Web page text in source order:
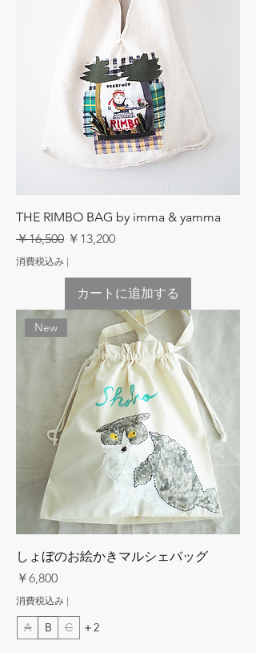
THE RIMBO BAG by imma & yamma
通常価格
￥16,500 セール価格
￥13,200
消費税込み |
カートに追加する
New
しょぼのお絵かきマルシェバッグ
価格
￥6,800
消費税込み |
A B C ＋2